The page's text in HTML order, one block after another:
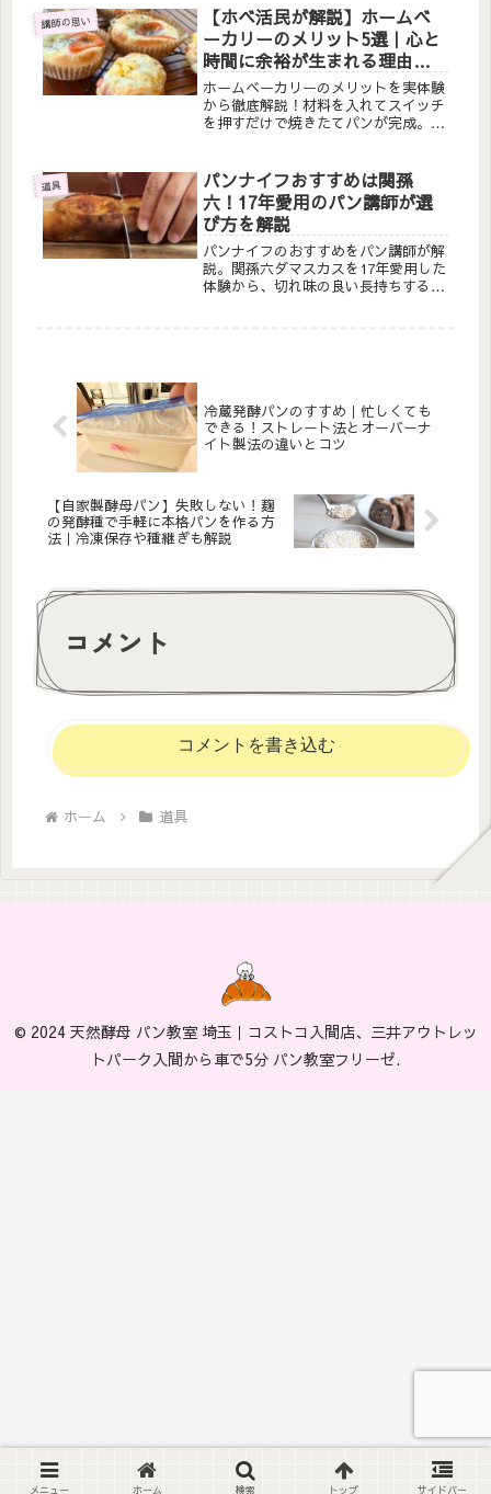
入前に知っておきたいホームベーカリ
ーの本当の所要時間と、取扱説明書の
確認方法をお伝えします。
講師の思い
【ホベ活民が解説】ホームベ
ーカリーのメリット5選｜心と
時間に余裕が生まれる理由と
は
ホームベーカリーのメリットを実体験
から徹底解説！材料を入れてスイッチ
を押すだけで焼きたてパンが完成。こ
パン教室講師が5つのポイントでご紹
介します。
道具
パンナイフおすすめは関孫
六！17年愛用のパン講師が選
び方を解説
パンナイフのおすすめをパン講師が解
説。関孫六ダマスカスを17年愛用した
体験から、切れ味の良い長持ちするパ
冷蔵発酵パンのすすめ｜忙しくても
できる！ストレート法とオーバーナ
イト製法の違いとコツ
【自家製酵母パン】失敗しない！麹
の発酵種で手軽に本格パンを作る方
法｜冷凍保存や種継ぎも解説
コメント
コメントを書き込む
ホーム 道具
© 2024 天然酵母 パン教室 埼玉｜コストコ入間店、三井アウトレッ
トパーク入間から車で5分 パン教室フリーゼ.
メニュー ホーム 検索 トップ サイドバー